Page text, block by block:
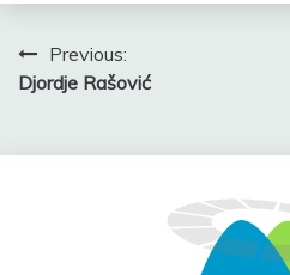
Post
navigation
Previous:
Djordje Rašović